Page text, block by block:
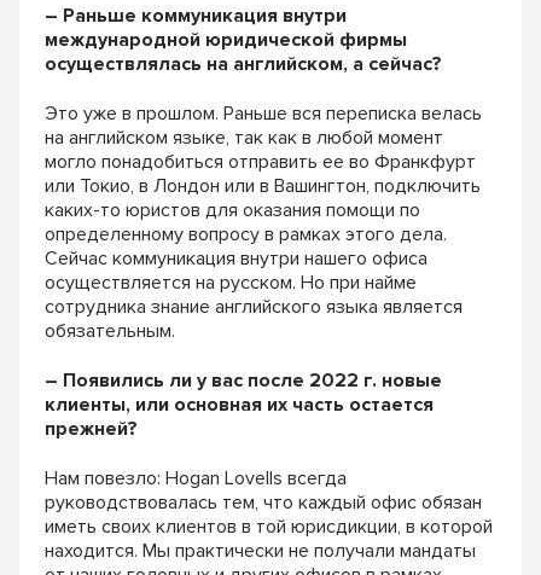
– Раньше коммуникация внутри
международной юридической фирмы
осуществлялась на английском, а сейчас?
Это уже в прошлом. Раньше вся переписка велась
на английском языке, так как в любой момент
могло понадобиться отправить ее во Франкфурт
или Токио, в Лондон или в Вашингтон, подключить
каких-то юристов для оказания помощи по
определенному вопросу в рамках этого дела.
Сейчас коммуникация внутри нашего офиса
осуществляется на русском. Но при найме
сотрудника знание английского языка является
обязательным.
– Появились ли у вас после 2022 г. новые
клиенты, или основная их часть остается
прежней?
Нам повезло: Hogan Lovells всегда
руководствовалась тем, что каждый офис обязан
иметь своих клиентов в той юрисдикции, в которой
находится. Мы практически не получали мандаты